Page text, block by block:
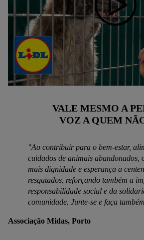
VALE MESMO A
VOZ A QUEM
"Ao contribuir para o bem-estar,
cuidados de animais
mais dignidade e esperança a
resgatados, reforçando também a
responsabilidade social e da
comunidade. Junte-se e faça
Associação Midas, Porto